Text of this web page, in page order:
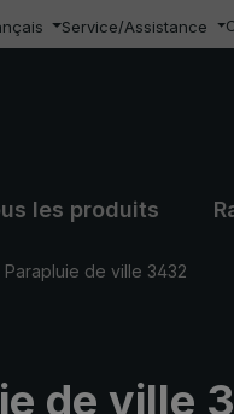
principale
Service/Assistance
les produits
Parapluie de ville 3432
de ville